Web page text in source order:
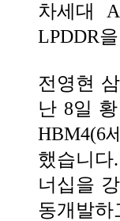
차세대
LPDDR
전영현
난 8일
HBM4(6
했습니
너십을
동개발하